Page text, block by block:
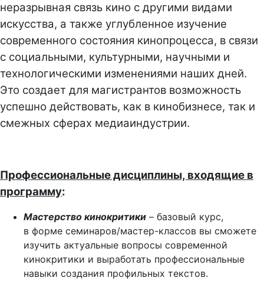
неразрывная связь кино с другими видами
искусства, а также углубленное изучение
современного состояния кинопроцесса, в связи
с социальными, культурными, научными и
технологическими изменениями наших дней.
Это создает для магистрантов возможность
успешно действовать, как в кинобизнесе, так и
смежных сферах медиаиндустрии.
Профессиональные дисциплины, входящие в
программу:
Мастерство кинокритики – базовый курс,
в форме семинаров/мастер-классов вы сможете
изучить актуальные вопросы современной
кинокритики и выработать профессиональные
навыки создания профильных текстов.